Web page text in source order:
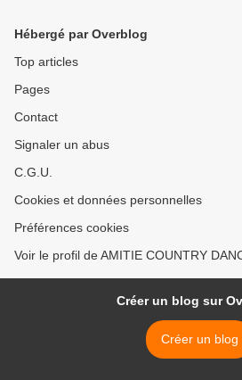
Hébergé par Overblog
Top articles
Pages
Contact
Signaler un abus
C.G.U.
Cookies et données personnelles
Préférences cookies
Voir le profil de AMITIE COUNTRY
Créer un blog sur
Créer un blog